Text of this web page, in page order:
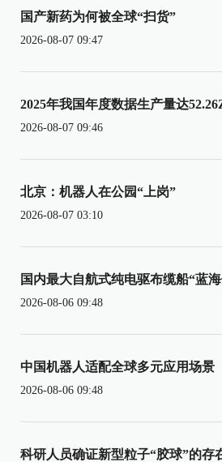
国产新药为何被全球“扫货”
2026-08-07 09:47
2025年我国年度数据生产量达
2026-08-07 09:46
北京：机器人在公园“上岗”
2026-08-07 03:10
国内最大自航式纯电驱布缆船“蓝
2026-08-06 09:48
中国机器人适配全球多元应用场景
2026-08-06 09:48
科研人员确证新型粒子“胶球”的存